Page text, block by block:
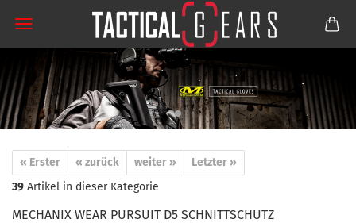
« Erster « zurück weiter »
Letzter »
39 Artikel in dieser Kategorie
MECHANIX WEAR PURSUIT D5 SCHNITTSCHUTZ